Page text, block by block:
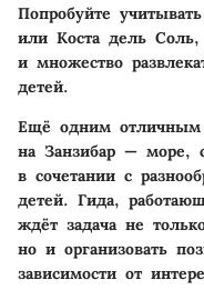
Попробуйте
или Коста дель
и множество
детей.
Ещё одним отличным
на Занзибар — море,
в сочетании с
детей. Гида,
ждёт задача не
но и организовать
зависимости от